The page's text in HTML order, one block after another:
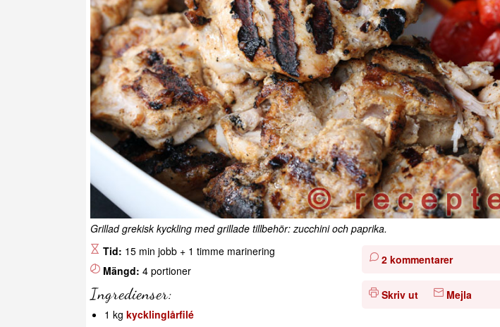
Grillad grekisk kyckling med grillade tillbehör: zucchini och paprika.
2 kommentarer
Skriv ut Mejla
Tid: 15 min jobb + 1 timme marinering
Mängd: 4 portioner
Ingredienser:
1 kg kycklinglårfilé